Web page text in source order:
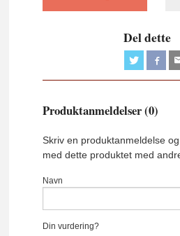
Del dette
Produktanmeldelser (0)
Skriv en produktanmeldelse
med dette produktet med
Navn
Din vurdering?